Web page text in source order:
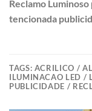
Reclamo
tencionada
TAGS: ACRILICO /
ILUMINACAO LED /
PUBLICIDADE /